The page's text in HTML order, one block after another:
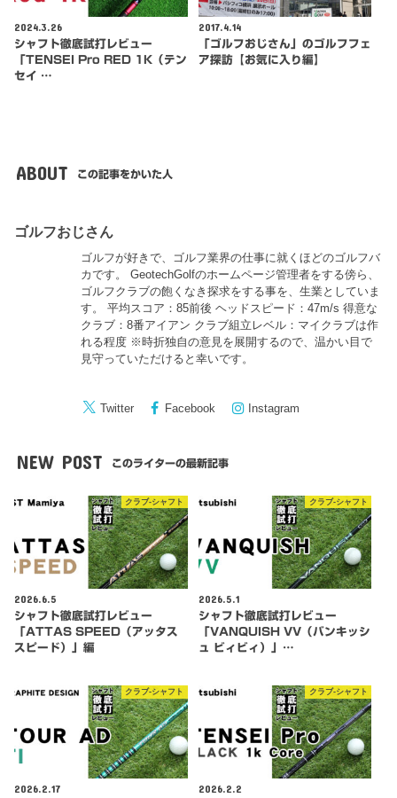
2024.3.26
シャフト徹底試打レビュー
「TENSEI Pro RED 1K（テン
セイ …
2017.4.14
「ゴルフおじさん」のゴルフフェ
ア探訪【お気に入り編】
ABOUT この記事をかいた人
ゴルフおじさん
ゴルフが好きで、ゴルフ業界の仕事に就くほどのゴルフバ
カです。 GeotechGolfのホームページ管理者をする傍ら、
ゴルフクラブの飽くなき探求をする事を、生業としていま
す。 平均スコア：85前後 ヘッドスピード：47m/s 得意な
クラブ：8番アイアン クラブ組立レベル：マイクラブは作
れる程度 ※時折独自の意見を展開するので、温かい目で
見守っていただけると幸いです。
Twitter Facebook Instagram
NEW POST このライターの最新記事
クラブ-シャフト
2026.6.5
シャフト徹底試打レビュー
「ATTAS SPEED（アッタス
スピード）」編
クラブ-シャフト
2026.5.1
シャフト徹底試打レビュー
「VANQUISH VV（バンキッシ
ュ ビィビィ）」…
クラブ-シャフト
2026.2.17
クラブ-シャフト
2026.2.2